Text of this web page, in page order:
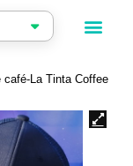
café-La Tinta Coffee